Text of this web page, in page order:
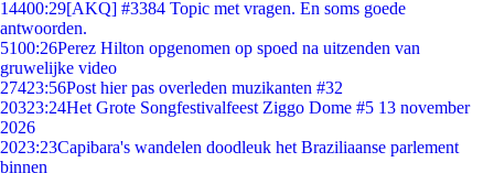
14400:29[AKQ] #3384 Topic met vragen. En soms goede
antwoorden.
5100:26Perez Hilton opgenomen op spoed na uitzenden van
gruwelijke video
27423:56Post hier pas overleden muzikanten #32
20323:24Het Grote Songfestivalfeest Ziggo Dome #5 13 november
2026
2023:23Capibara's wandelen doodleuk het Braziliaanse parlement
binnen